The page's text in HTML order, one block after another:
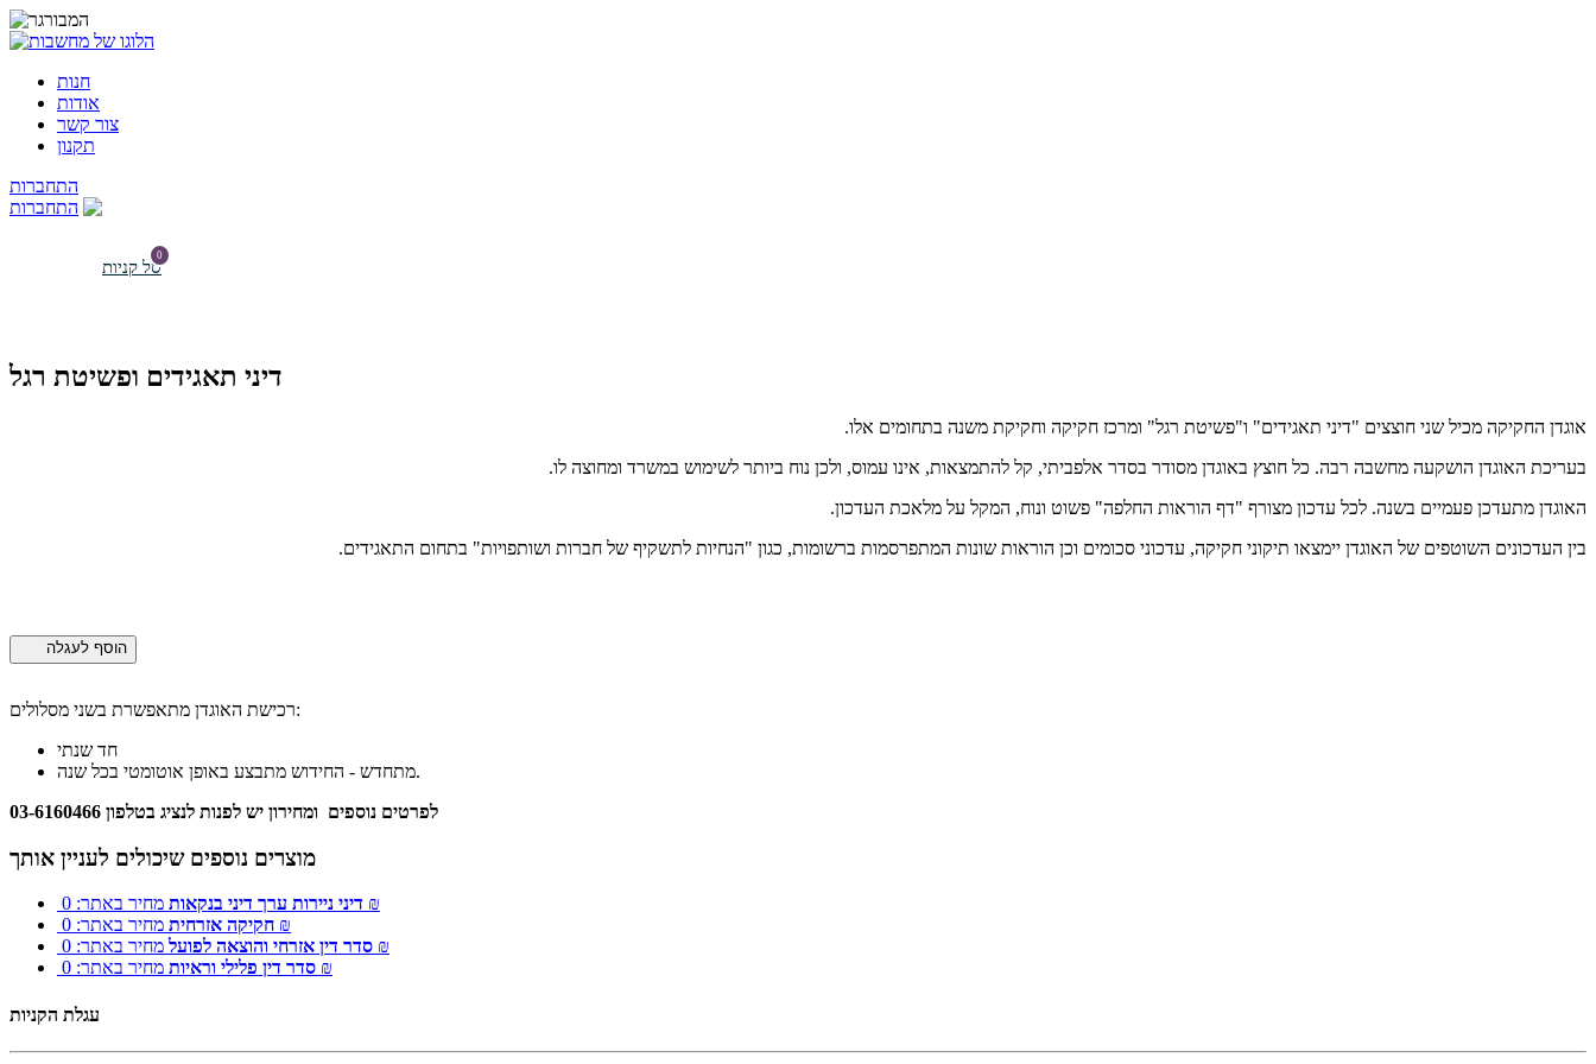
חנות
אודות
צור קשר
תקנון
התחברות
התחברות
0
דיני תאגידים ופשיטת רגל
אוגדן החקיקה מכיל שני חוצצים "דיני תאגידים" ו"פשיטת רגל" ומרכז חקיקה וחקיקת משנה בתחומים אלו.
בעריכת האוגדן הושקעה מחשבה רבה. כל חוצץ באוגדן מסודר בסדר אלפביתי, קל להתמצאות, אינו עמוס, ולכן נוח ביותר לשימוש במשרד ומחוצה לו.
האוגדן מתעדכן פעמיים בשנה. לכל עדכון מצורף "דף הוראות החלפה" פשוט ונוח, המקל על מלאכת העדכון.
בין העדכונים השוטפים של האוגדן יימצאו תיקוני חקיקה, עדכוני סכומים וכן הוראות שונות המתפרסמות ברשומות, כגון "הנחיות לתשקיף של חברות ושותפויות" בתחום התאגידים.
הוסף לעגלה
רכישת האוגדן מתאפשרת בשני מסלולים:
מתחדש - החידוש מתבצע באופן אוטומטי בכל שנה.
לפרטים נוספים ומחירון יש לפנות לנציג בטלפון 03-6160466
מוצרים נוספים שיכולים לעניין אותך
דיני ניירות ערך דיני בנקאות מחיר באתר: 0 ₪
חקיקה אזרחית מחיר באתר: 0 ₪
סדר דין אזרחי והוצאה לפועל מחיר באתר: 0 ₪
סדר דין פלילי וראיות מחיר באתר: 0 ₪
עגלת הקניות